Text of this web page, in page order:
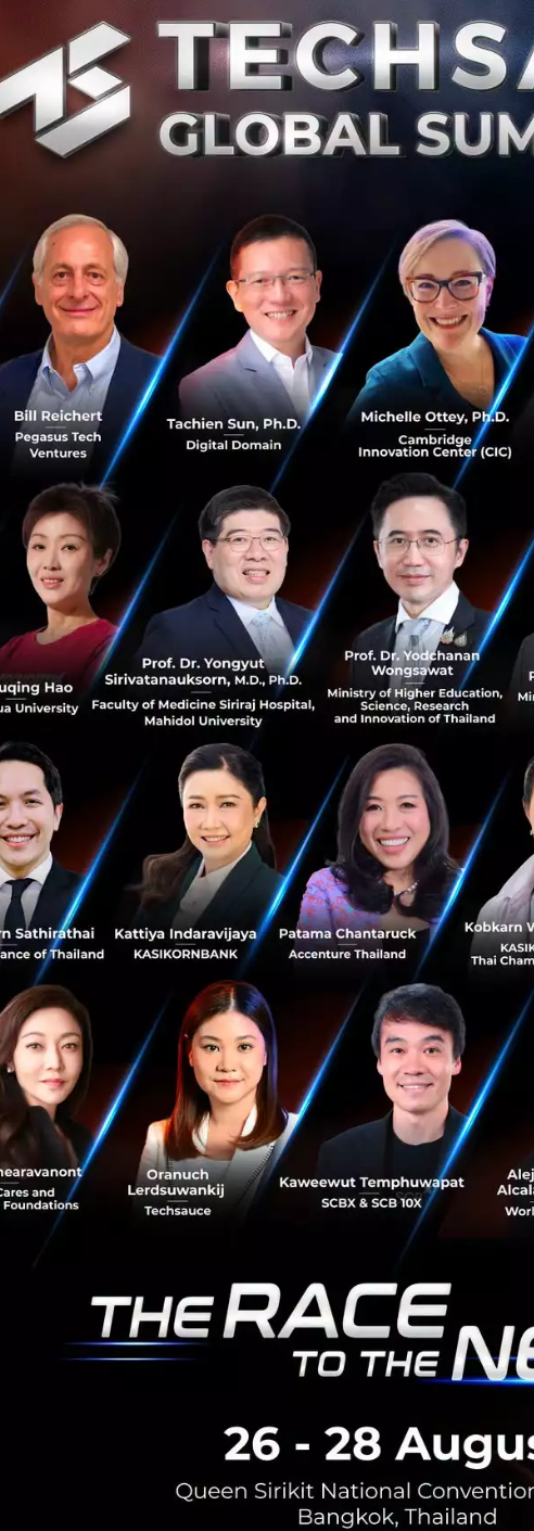
DeeNEXT รองรับการโอนเงินออกนอกประเทศไปยัง 9 ประเทศ แ
ซึ่งรวมถึงสหรัฐอเมริกา, สหราชอาณาจักร, ออสเตรเลีย, สิงคโปร์, มา
อินโดนีเซีย, และฟิลิปปินส์ ส่วนตลาดในกลุ่มสหภาพยุโรปนั้น ได้แก่
โปรตุเกส, เนเธอร์แลนด์, ออสเตรีย, ไซปรัส, เอสโตเนีย, มอลตา,
“เทคโนโลยีได้นำระบบเศรษฐกิจทั่วโลกให้เข้ามาใกล้กันได้มากกว่า
ประเทศยังคงใช้เวลานาน ผ่านกระบวนการที่ไม่สามารถติดตามได้
ได้ยาก โดยเฉพาะกลุ่มที่อาศัยและทำงานอยู่ในต่างประเทศ” คุณ
หน้าที่บริหารและผู้ก่อตั้ง บริษัท สวัสดีช้อป จำกัด บริษัทแม่ของ
ของเราเกิดขึ้นมาจากการรับฟังลูกค้าที่เคยใช้บริการการโอนเงินร
ราคาเดียว และได้อัตราแลกเปลี่ยนในราคาที่ดีกว่าคู่แข่งอื่นๆ ซึ่งต
บริการที่ปลอดภัย เข้าถึงง่าย และไม่ยุ่งยากเพื่อการโอนเงินที่รวดเร็
ตั้งแต่ พ.ศ. 2561 DeeMoney ได้เติบโตขึ้นมาเป็นผู้นำธุรกิจแวดวงก
บริษัท non-bank แห่งแรกของประเทศที่ได้รับใบอนุญาตจากธนา
โอนเงินระหว่างประเทศและแลกเงินตราต่างประเทศ จนถึงวันนี้
30,000 รายการ ซึ่งมีวงเงินรวมประมาณ 40 ล้านดอลลาร์สหรัฐ ลูก
กับ DeeMoney ผ่านกระบวนการที่เข้มงวดที่หน้าร้านและดำเนินก
ธนาคารแห่งประเทศไทย
DeeNEXT เปิดให้บริการที่เคานท์เตอร์และแอพลิเคชั่น DeeMoney ทุ
ประเทศไทยและสามารถส่งกองทุนนั้นไปได้ทั่วโลก บริษัทรับประกั
วันทำการถัดไป
เริ่มจากวันนี้จนถึงวันที่ 30 เมษายน 2563 DeeMoney มีโปรโมชั่นค่า
ทุกธุรกรรมการโอนเงิน สำหรับประเทศที่ DeeNEXT ยังไม่สามารถ
ที่ 150 บาท ( VAT) ซึ่งรวมไปถึง กัมพูชา, บังกลาเทศ, เนปาล, ศรีลัง
หลังจากการเปิดตัว DeeNEXT บริษัทมีแผนที่จะขยายบริการการโอ
ประเทศต่างๆอย่างต่อเนื่อง และขยายโครงข่ายทั่วโลกด้วยใบอนุญา
PR News DeeNEXT DeeMoney
No comment
RELATED ARTICLE
กรุงเทพโปรดิ๊วส
อัจฉริยะ 'ArcGIS'
ปลูกวัตถุดิบอาหาร
มาตรฐานค้าโลก
สิงหาคม 7, 2026
0
PR News arcgis